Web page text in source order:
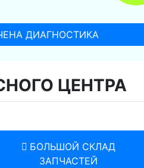
ДИАГНОСТИКА
ЦЕНТРА
БОЛЬШОЙ СКЛАД
ЗАПЧАСТЕЙ